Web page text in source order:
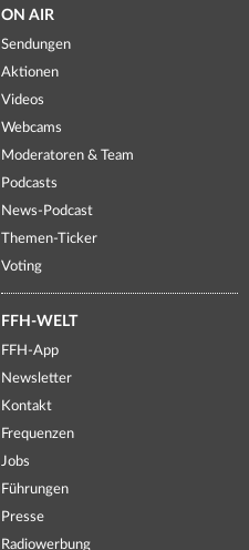
ON AIR
Sendungen
Aktionen
Videos
Webcams
Moderatoren & Team
Podcasts
News-Podcast
Themen-Ticker
Voting
FFH-WELT
FFH-App
Newsletter
Kontakt
Frequenzen
Jobs
Führungen
Presse
Radiowerbung